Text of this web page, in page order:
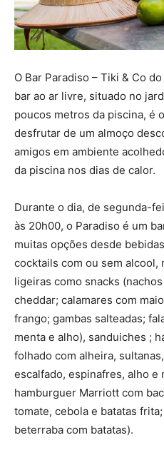
O Bar Paradiso – Tiki & Co
bar ao ar livre, situado no
poucos metros da piscina, é
desfrutar de um almoço
amigos em ambiente
da piscina nos dias de calor.
Durante o dia, de segunda-
às 20h00, o Paradiso é um
muitas opções desde
cocktails com ou sem alcool,
ligeiras como snacks
cheddar; calamares com
frango; gambas salteadas;
menta e alho), sanduiches ;
folhado com alheira,
escalfado, espinafres, alho e
hamburguer Marriott com
tomate, cebola e batatas
beterraba com batatas).